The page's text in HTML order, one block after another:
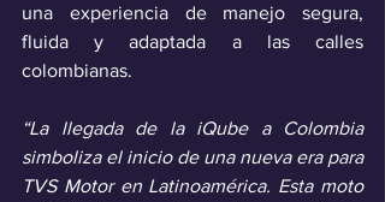
una experiencia de manejo segura,
fluida y adaptada a las calles
colombianas.
“La llegada de la iQube a Colombia
simboliza el inicio de una nueva era para
TVS Motor en Latinoamérica. Esta moto